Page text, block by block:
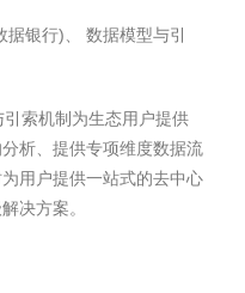
银行)、 数据模型与引
索机制为生态用户提供
析、提供专项维度数据流
用户提供一站式的去中心
决方案。